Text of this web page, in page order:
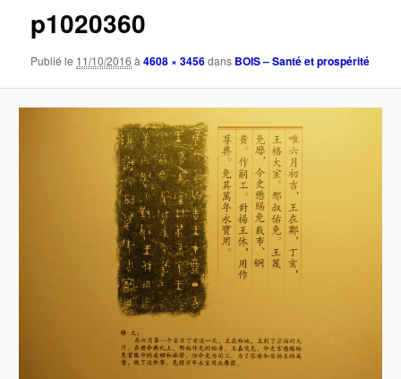
p1020360
Publié le 11/10/2016 à4608 × 3456dans BOIS – Santé et prospérité